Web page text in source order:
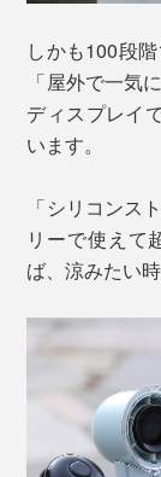
しかも100段
「屋外で一気
ディスプレイ
います。
「シリコンス
リーで使えて
ば、涼みたい